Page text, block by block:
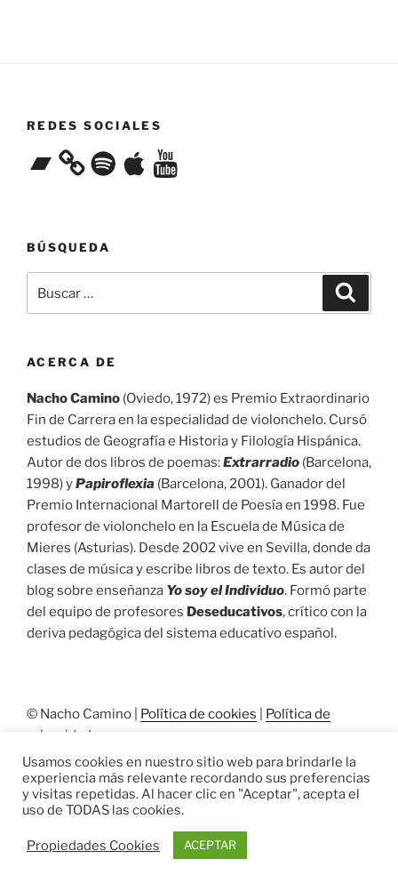
REDES SOCIALES
BandcampSpotifyApple YouTube
BÚSQUEDA
por:
ACERCA DE
Nacho Camino (Oviedo, 1972) es Premio Extraordinario
Fin de Carrera en la especialidad de violonchelo. Cursó
estudios de Geografía e Historia y Filología Hispánica.
Autor de dos libros de poemas:Extrarradio (Barcelona,
1998) yPapiroflexia (Barcelona, 2001). Ganador del
Premio Internacional Martorell de Poesía en 1998. Fue
profesor de violonchelo en la Escuela de Música de
Mieres (Asturias). Desde 2002 vive en Sevilla, donde da
clases de música y escribe libros de texto. Es autor del
blog sobre enseñanza Yo soy el Individuo. Formó parte
del equipo de profesores Deseducativos, crítico con la
deriva pedagógica del sistema educativo español.
© Nacho Camino | Política de cookies
Política de
privacidad
Usamos cookies en nuestro sitio web para brindarle la
experiencia más relevante recordando sus preferencias
y visitas repetidas. Al hacer clic en "Aceptar", acepta el
uso de TODAS las cookies.
Propiedades Cookies ACEPTAR